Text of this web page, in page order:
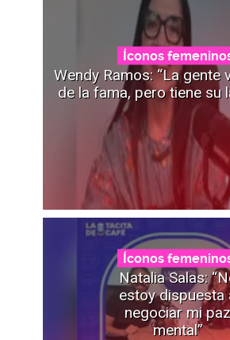
Íconos
Wendy Ramos: “La gente
de la fama, pero tiene su
Íconos
Natalia Salas:
estoy dispuesta
negociar mi paz
mental”